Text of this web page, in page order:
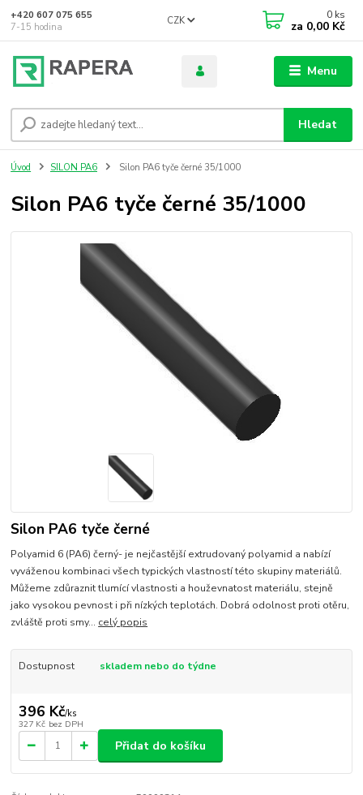
Menu
CZK
Hledat
+420 607 075 655
7-15 hodina
0 ks
za 0,00 Kč
Úvod SILON PA6 Silon PA6 tyče černé 35/1000
Silon PA6 tyče černé 35/1000
Silon PA6 tyče černé
Polyamid 6 (PA6) černý- je nejčastější extrudovaný polyamid a nabízí
vyváženou kombinaci všech typických vlastností této skupiny materiálů.
Můžeme zdůraznit tlumící vlastnosti a houževnatost materiálu, stejně
jako vysokou pevnost i při nízkých teplotách. Dobrá odolnost proti otěru,
zvláště proti smy... celý popis
Dostupnost skladem nebo do týdne
396 Kč/ks
327 Kč bez DPH
Přidat do košíku